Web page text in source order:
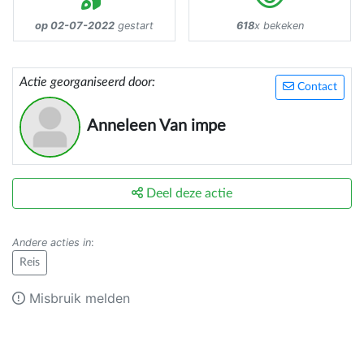
op 02-07-2022 gestart 618x bekeken
Contact
Actie georganiseerd door:
Anneleen Van impe
Deel deze actie
Andere acties in:
Reis
Misbruik melden